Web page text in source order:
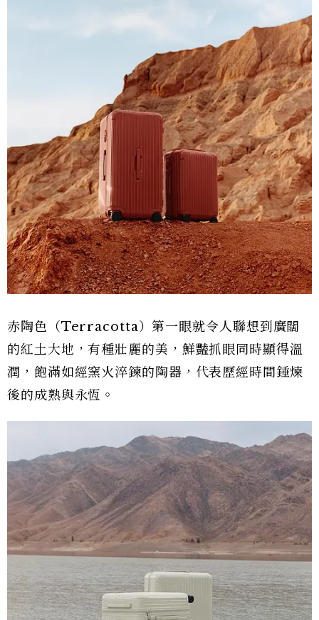
赤陶色（Terracotta）第一眼就令人聯想到廣闊
的紅土大地，有種壯麗的美，鮮豔抓眼同時顯得溫
潤，飽滿如經窯火淬鍊的陶器，代表歷經時間錘煉
後的成熟與永恆。